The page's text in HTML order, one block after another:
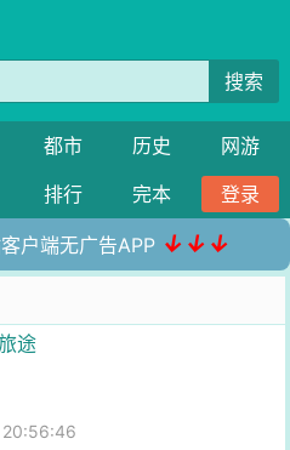
搜索
都市 历史
网游
排行 完本 登录
户端无广告APP ↓↓↓
途
20:56:46